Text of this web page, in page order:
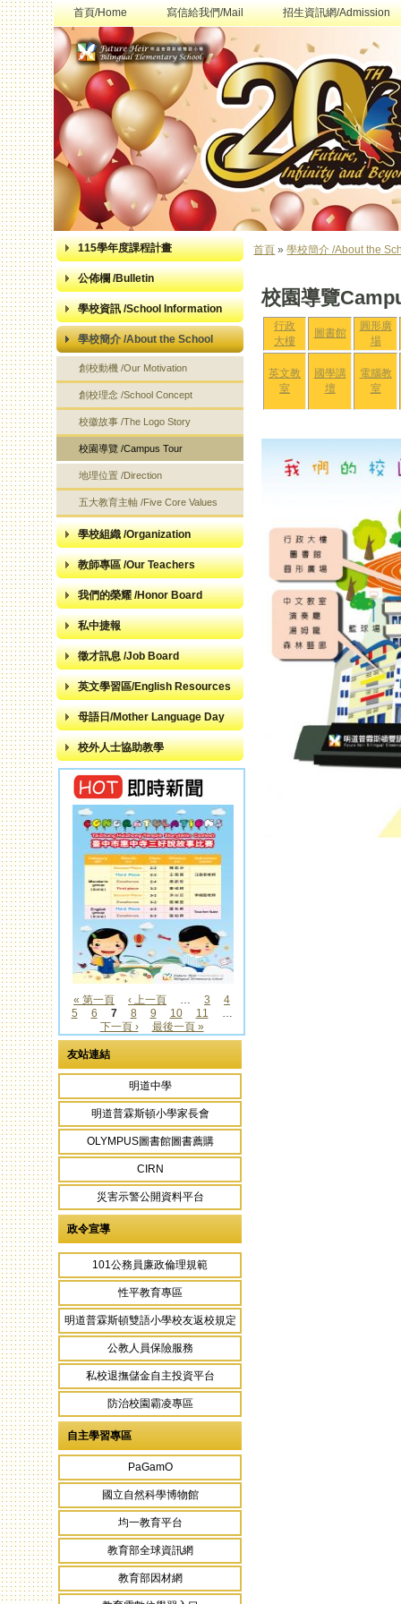
首頁/Home 寫信給我們/Mail 招生資訊網/Admission
115學年度課程計畫
公佈欄 /Bulletin
學校資訊 /School Information
學校簡介 /About the School
創校動機 /Our Motivation
創校理念 /School Concept
校徽故事 /The Logo Story
校園導覽 /Campus Tour
地理位置 /Direction
五大教育主軸 /Five Core Values
學校組織 /Organization
教師專區 /Our Teachers
我們的榮耀 /Honor Board
私中捷報
徵才訊息 /Job Board
英文學習區/English Resources
母語日/Mother Language Day
校外人士協助教學
頁面
« 第一頁 ‹ 上一頁 … 3
4
5
6 7 8 9 10 11
…
下一頁 ›
最後一頁 »
友站連結
明道中學
明道普霖斯頓小學家長會
OLYMPUS圖書館圖書薦購
CIRN
災害示警公開資料平台
政令宣導
101公務員廉政倫理規範
性平教育專區
明道普霖斯頓雙語小學校友返校規定
公教人員保險服務
私校退撫儲金自主投資平台
防治校園霸凌專區
自主學習專區
PaGamO
國立自然科學博物館
均一教育平台
教育部全球資訊網
教育部因材網
首頁 »學校簡介 /About the
校園導覽
行政
大樓
圖書館
圓形廣
場
英文教
室
國學講
壇
電腦教
室